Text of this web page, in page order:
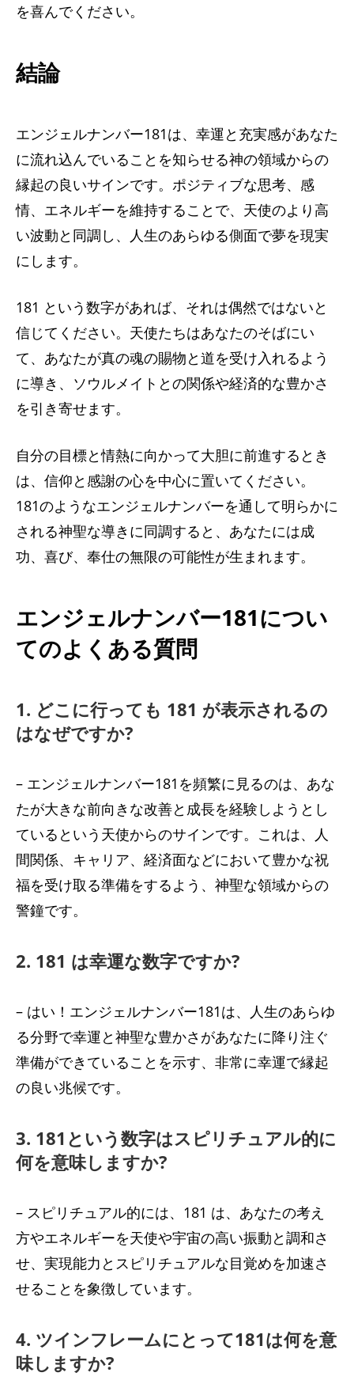
を喜んでください。
結論
エンジェルナンバー181は、幸運と充実感があなた
に流れ込んでいることを知らせる神の領域からの
縁起の良いサインです。ポジティブな思考、感
情、エネルギーを維持することで、天使のより高
い波動と同調し、人生のあらゆる側面で夢を現実
にします。
181 という数字があれば、それは偶然ではないと
信じてください。天使たちはあなたのそばにい
て、あなたが真の魂の賜物と道を受け入れるよう
に導き、ソウルメイトとの関係や経済的な豊かさ
を引き寄せます。
自分の目標と情熱に向かって大胆に前進するとき
は、信仰と感謝の心を中心に置いてください。
181のようなエンジェルナンバーを通して明らかに
される神聖な導きに同調すると、あなたには成
功、喜び、奉仕の無限の可能性が生まれます。
エンジェルナンバー181につい
てのよくある質問
1. どこに行っても 181 が表示されるの
はなぜですか?
– エンジェルナンバー181を頻繁に見るのは、あな
たが大きな前向きな改善と成長を経験しようとし
ているという天使からのサインです。これは、人
間関係、キャリア、経済面などにおいて豊かな祝
福を受け取る準備をするよう、神聖な領域からの
警鐘です。
2. 181 は幸運な数字ですか?
– はい！エンジェルナンバー181は、人生のあらゆ
る分野で幸運と神聖な豊かさがあなたに降り注ぐ
準備ができていることを示す、非常に幸運で縁起
の良い兆候です。
3. 181という数字はスピリチュアル的に
何を意味しますか?
– スピリチュアル的には、181 は、あなたの考え
方やエネルギーを天使や宇宙の高い振動と調和さ
せ、実現能力とスピリチュアルな目覚めを加速さ
せることを象徴しています。
4. ツインフレームにとって181は何を意
味しますか?